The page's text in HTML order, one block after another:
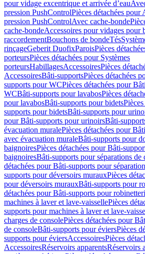
pour vidage excentrique et arrivée d’eau
pression PushControlPièces détachées pour
pression PushControlAvec cache-bonde
cache-bondeAccessoires pour vidages pour
raccordementBouchons de bondeTés
rinçageGeberit DuofixParoisPièces
porteursPièces détachées pour Systèmes
porteursHabillagesAccessoiresPièces
AccessoiresBâti-supportsPièces détachées
supports pour WCPièces détachées pour
WCBâti-supports pour lavabosPièces
pour lavabosBâti-supports pour bidets
supports pour bidetsBâti-supports pour
pour Bâti-supports pour urinoirsBâti-
évacuation muralePièces détachées pour
avec évacuation muraleBâti-supports pour
baignoiresPièces détachées pour Bâti-
baignoiresBâti-supports pour séparations de
détachées pour Bâti-supports pour
supports pour déversoirs murauxPièces
pour déversoirs murauxBâti-supports pour
détachées pour Bâti-supports pour
machines à laver et lave-vaissellePièces
supports pour machines à laver et lave-
charges de consolePièces détachées pour
de consoleBâti-supports pour éviersPièces
supports pour éviersAccessoiresPièces
AccessoiresRéservoirs apparentsRéservoirs